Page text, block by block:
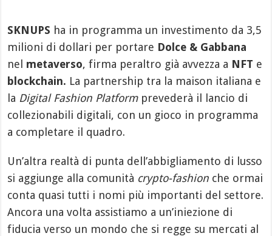
SKNUPS ha in programma un investimento da 3,5
milioni di dollari per portare Dolce & Gabbana
nel metaverso, firma peraltro già avvezza a NFT e
blockchain. La partnership tra la maison italiana e
la Digital Fashion Platformprevederà il lancio di
collezionabili digitali, con un gioco in programma
a completare il quadro.
Un’altra realtà di punta dell’abbigliamento di lusso
si aggiunge alla comunità crypto-fashion che ormai
conta quasi tutti i nomi più importanti del settore.
Ancora una volta assistiamo a un’iniezione di
fiducia verso un mondo che si regge su mercati al